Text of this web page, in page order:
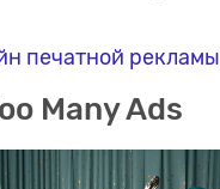
печатной рекламы
Many Ads